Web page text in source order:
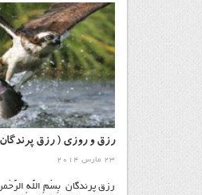
رزق و روزی ( رزق
23 مارس 2014
رزق پرندگان بِسْمِ اللَّهِ